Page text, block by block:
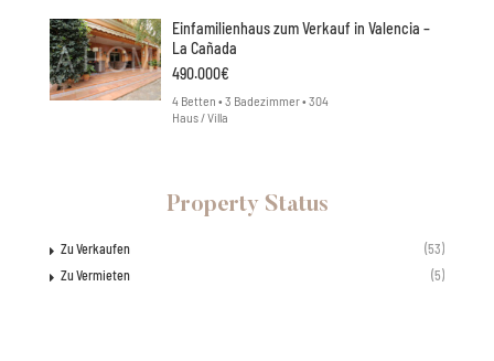
Einfamilienhaus zum Verkauf in Valencia –
La Cañada
490.000€
4 Betten • 3 Badezimmer • 304
Haus / Villa
Property Status
Zu Verkaufen
(53)
Zu Vermieten
(5)